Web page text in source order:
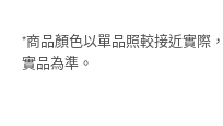
*商品顏色以單品照較接近實際
實品為準。